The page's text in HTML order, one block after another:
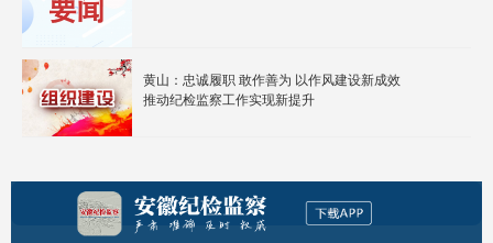
黄山：忠诚履职 敢作善为 以作风建设新成效
推动纪检监察工作实现新提升